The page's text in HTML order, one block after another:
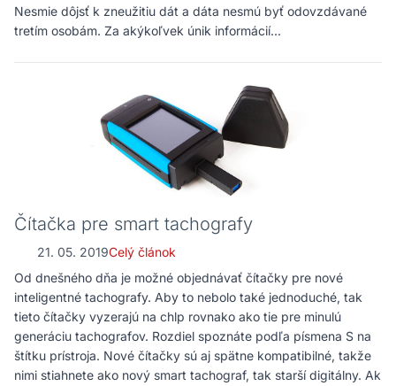
Nesmie dôjsť k zneužitiu dát a dáta nesmú byť odovzdávané
tretím osobám. Za akýkoľvek únik informácií...
Čítačka pre smart tachografy
21. 05. 2019Celý článok
Od dnešného dňa je možné objednávať čítačky pre nové
inteligentné tachografy. Aby to nebolo také jednoduché, tak
tieto čítačky vyzerajú na chlp rovnako ako tie pre minulú
generáciu tachografov. Rozdiel spoznáte podľa písmena S na
štítku prístroja. Nové čítačky sú aj spätne kompatibilné, takže
nimi stiahnete ako nový smart tachograf, tak starší digitálny. Ak